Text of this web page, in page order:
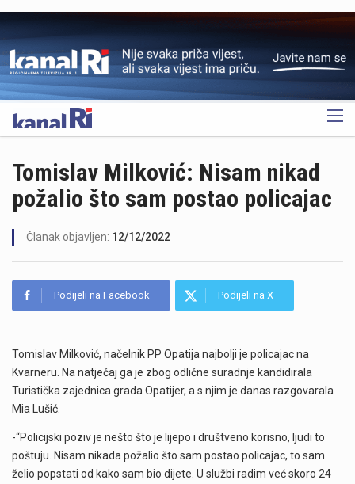
OGLAS
Tomislav Milković: Nisam nikad
požalio što sam postao policajac
Članak objavljen: 12/12/2022
Podijeli na Facebook Podijeli na X
Tomislav Milković, načelnik PP Opatija najbolji je policajac na
Kvarneru. Na natječaj ga je zbog odlične suradnje kandidirala
Turistička zajednica grada Opatijer, a s njim je danas razgovarala
Mia Lušić.
-“Policijski poziv je nešto što je lijepo i društveno korisno, ljudi to
poštuju. Nisam nikada požalio što sam postao policajac, to sam
želio popstati od kako sam bio dijete. U službi radim već skoro 24